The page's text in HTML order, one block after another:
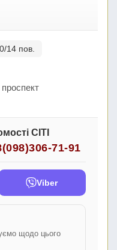
14 пов.
СІТІ
71-91
Viber
щодо цього